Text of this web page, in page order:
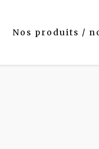
Nos produits /